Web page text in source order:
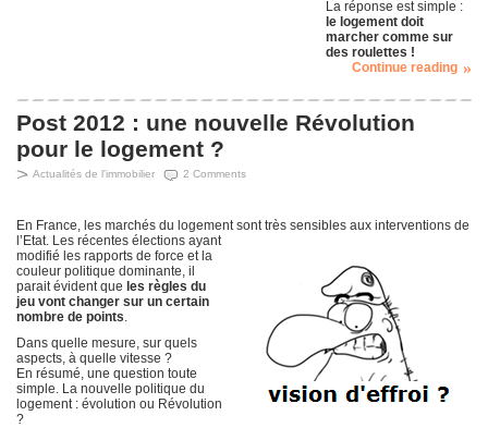
La réponse est simple :
le logement doit
marcher comme sur
des roulettes !
Continue reading
Post 2012 : une nouvelle Révolution
pour le logement ?
Actualités de l'immobilier 2 Comments
En France, les marchés du logement sont très sensibles aux interventions de
l’Etat. Les récentes élections ayant
modifié les rapports de force et la
couleur politique dominante, il
parait évident que les règles du
jeu vont changer sur un certain
nombre de points.
Dans quelle mesure, sur quels
aspects, à quelle vitesse ?
En résumé, une question toute
simple. La nouvelle politique du
logement : évolution ou Révolution
?